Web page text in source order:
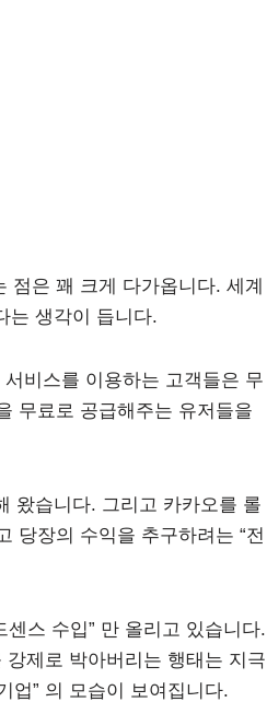
점은 꽤 크게 다가옵니다. 세계
는 생각이 듭니다.
비스를 이용하는 고객들은 무
무료로 공급해주는 유저들을
왔습니다. 그리고 카카오를 롤
당장의 수익을 추구하려는 “전
스 수입” 만 올리고 있습니다.
제로 박아버리는 행태는 지극
업” 의 모습이 보여집니다.